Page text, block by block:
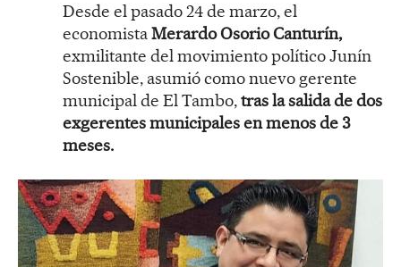
Desde el pasado 24 de marzo, el
economistaMerardo Osorio Canturín,
exmilitante del movimiento político Junín
Sostenible, asumió como nuevo gerente
municipal de El Tambo,tras la salida de dos
exgerentes municipales en menos de 3
meses.